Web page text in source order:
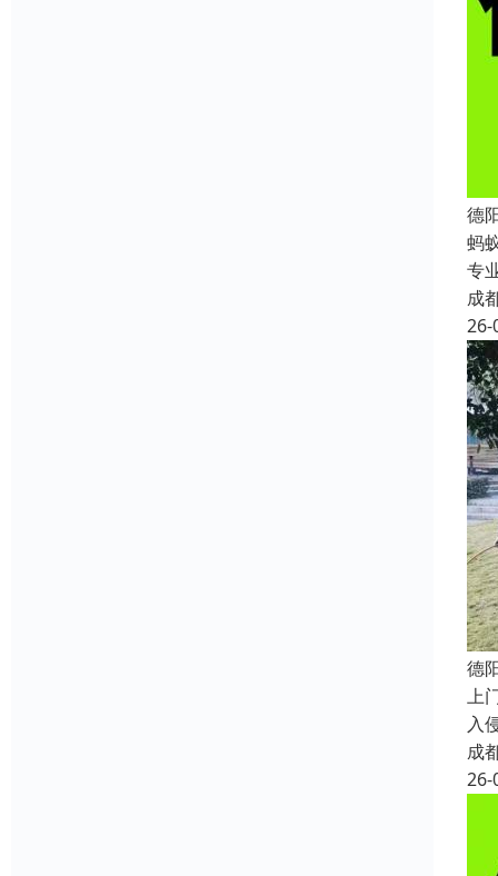
德
蚂
专
成
26-
德
上
入
成
26-